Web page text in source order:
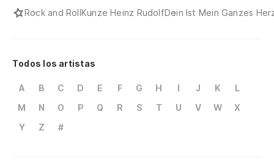
Rock and RollKunze Heinz RudolfDein Ist Mein Ganzes
Todos los artistas
A B C D E F G H I J K
L
M
N O P Q R S T U V W
X
Y
Z #